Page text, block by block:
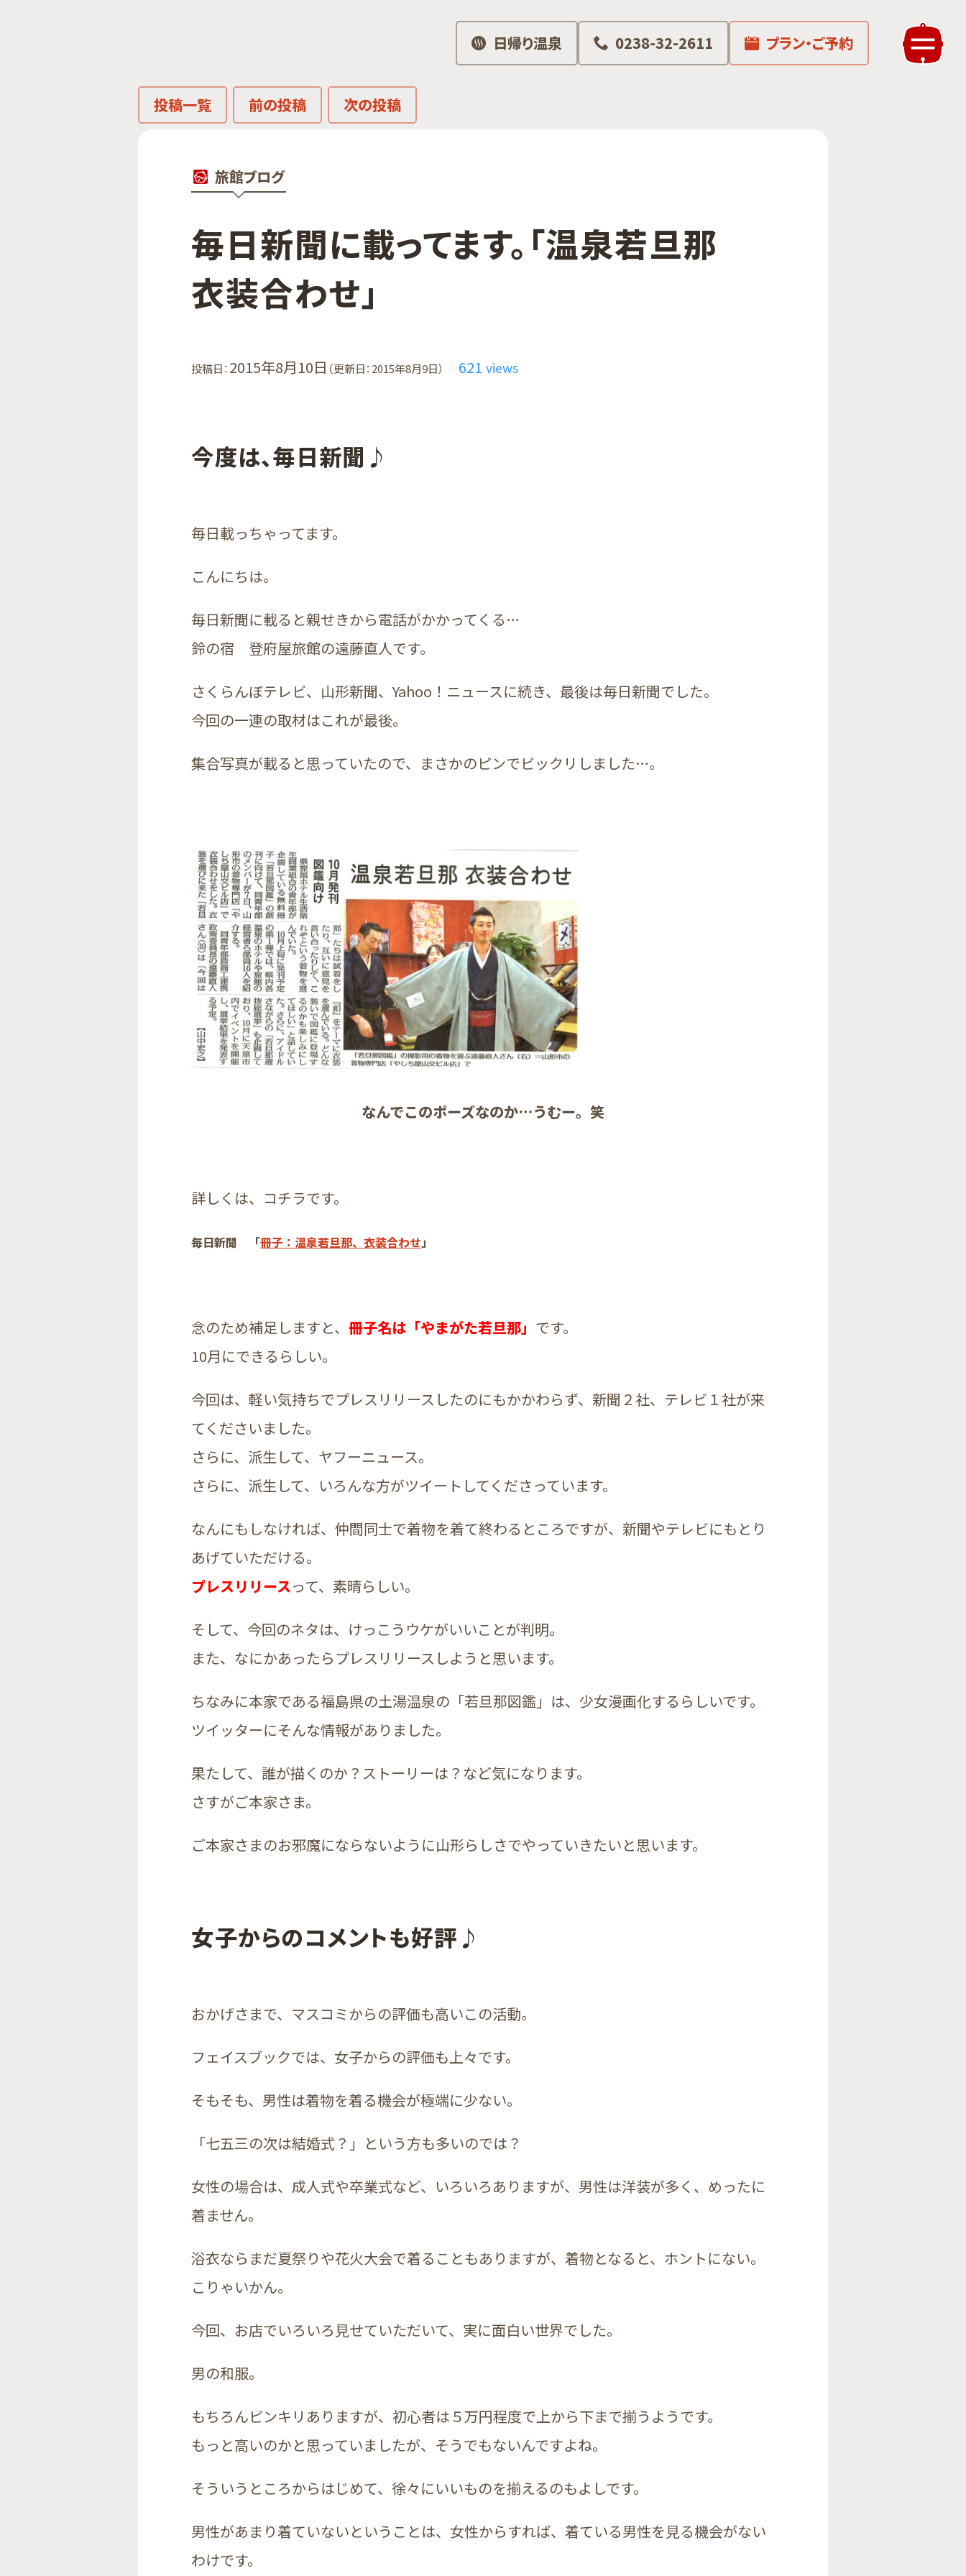
日帰り温泉 0238-32-2611 プラン・ご予約
投稿一覧 前の投稿 次の投稿
旅館ブログ
毎日​新聞に​載ってます。​「温泉若旦那
衣装合わせ」
投稿日： 2015年8月10日 （更新日：2015年8月9日） 621 views
今度は、毎日新聞♪
毎日載っちゃってます。
こんにちは。
毎日新聞に載ると親せきから電話がかかってくる…
鈴の宿 登府屋旅館の遠藤直人です。
さくらんぼテレビ、山形新聞、Yahoo！ニュースに続き、最後は毎日新聞でした。
今回の一連の取材はこれが最後。
集合写真が載ると思っていたので、まさかのピンでビックリしました…。
なんでこのポーズなのか…うむー。笑
詳しくは、コチラです。
毎日新聞 「冊子：温泉若旦那、衣装合わせ」
念のため補足しますと、冊子名は「やまがた若旦那」 です。
10月にできるらしい。
今回は、軽い気持ちでプレスリリースしたのにもかかわらず、新聞２社、テレビ１社が来
てくださいました。
さらに、派生して、ヤフーニュース。
さらに、派生して、いろんな方がツイートしてくださっています。
なんにもしなければ、仲間同士で着物を着て終わるところですが、新聞やテレビにもとり
あげていただける。
プレスリリースって、素晴らしい。
そして、今回のネタは、けっこうウケがいいことが判明。
また、なにかあったらプレスリリースしようと思います。
ちなみに本家である福島県の土湯温泉の「若旦那図鑑」は、少女漫画化するらしいです。
ツイッターにそんな情報がありました。
果たして、誰が描くのか？ストーリーは？など気になります。
さすがご本家さま。
ご本家さまのお邪魔にならないように山形らしさでやっていきたいと思います。
女子からのコメントも好評♪
おかげさまで、マスコミからの評価も高いこの活動。
フェイスブックでは、女子からの評価も上々です。
そもそも、男性は着物を着る機会が極端に少ない。
「七五三の次は結婚式？」という方も多いのでは？
女性の場合は、成人式や卒業式など、いろいろありますが、男性は洋装が多く、めったに
着ません。
浴衣ならまだ夏祭りや花火大会で着ることもありますが、着物となると、ホントにない。
こりゃいかん。
今回、お店でいろいろ見せていただいて、実に面白い世界でした。
男の和服。
もちろんピンキリありますが、初心者は５万円程度で上から下まで揃うようです。
もっと高いのかと思っていましたが、そうでもないんですよね。
そういうところからはじめて、徐々にいいものを揃えるのもよしです。
男性があまり着ていないということは、女性からすれば、着ている男性を見る機会がない
わけです。